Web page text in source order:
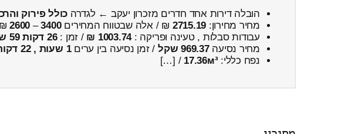
הובלה דירות אחד חדרים מזכרון יעקב ← לגדרה כולל פירוק
מחיר מחירון: 2715.19 ₪ / אלה שבטווח המחירים3400
–
2600
₪
עבודות סבלות , טעינה ופריקה :1003.74 ₪ / זמן :26 דקות 59 שניות
מחיר נסיעה969.37 שקל / זמן נסיעה בין ערים1 שעות , 22 דקות
נפח כללי:17.36м³
/ […]